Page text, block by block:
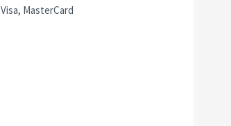
Visa, MasterCard